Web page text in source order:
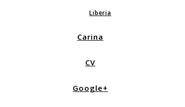
Liberia
Carina
CV
Google+